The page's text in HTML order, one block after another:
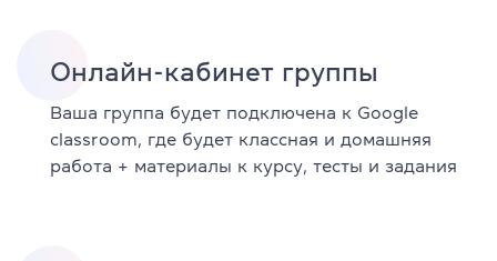
Онлайн-кабинет группы
Ваша группа будет подключена к Google
classroom, где будет классная и домашняя
работа + материалы к курсу, тесты и задания